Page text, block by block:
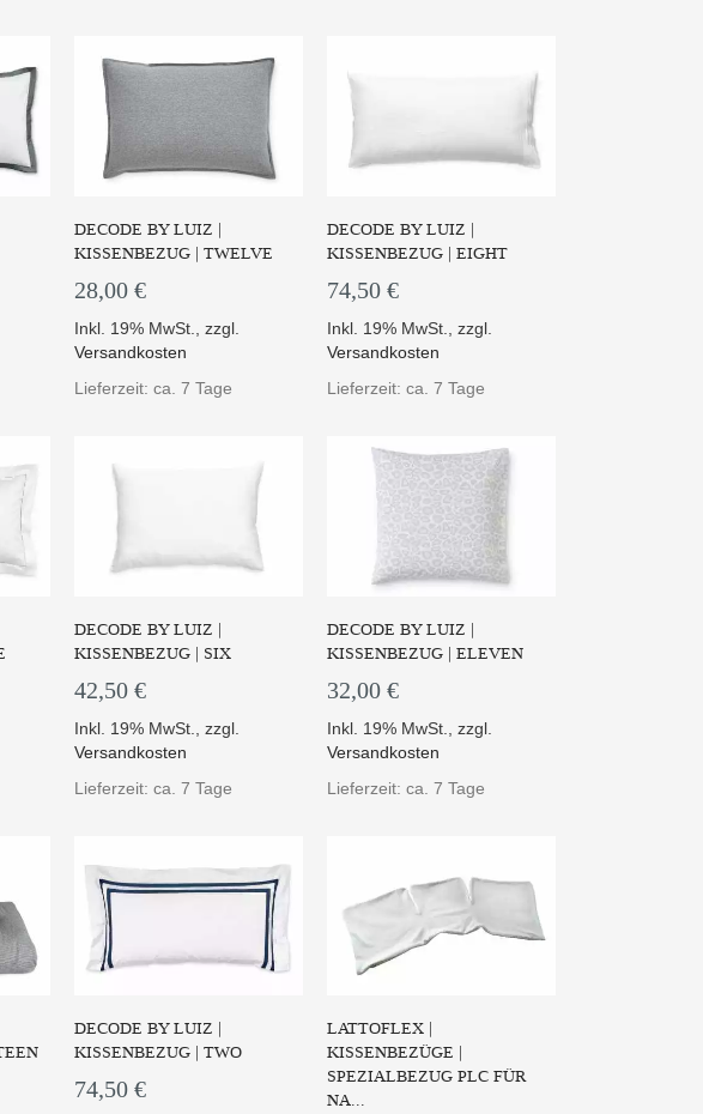
DECODE BY LUIZ |
KISSENBEZUG | TWELVE
28,00 €
Inkl. 19% MwSt.
zzgl.
Versandkosten
Lieferzeit: ca. 7 Tage
DECODE BY LUIZ |
KISSENBEZUG | EIGHT
74,50 €
Inkl. 19% MwSt.
zzgl.
Versandkosten
Lieferzeit: ca. 7 Tage
DECODE BY LUIZ |
KISSENBEZUG | SIX
42,50 €
Inkl. 19% MwSt.
zzgl.
Versandkosten
Lieferzeit: ca. 7 Tage
DECODE BY LUIZ |
KISSENBEZUG | ELEVEN
32,00 €
Inkl. 19% MwSt.
zzgl.
Versandkosten
Lieferzeit: ca. 7 Tage
DECODE BY LUIZ |
KISSENBEZUG | TWO
74,50 €
Weißer Baumwollstoff mit
aufwendiger Applikat...
LATTOFLEX |
KISSENBEZÜGE |
SPEZIALBEZUG PLC FÜR
NA...
Bezug PLC – passend für Ihr
ZUM PRODUKT